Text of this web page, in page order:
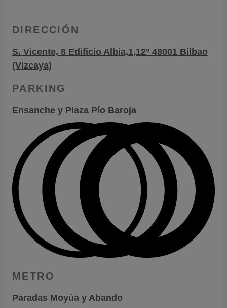
DIRECCIÓN
S. Vicente, 8 Edificio Albia,1,12° 48001 Bilbao
(Vizcaya)
PARKING
Ensanche y Plaza Pío Baroja
METRO
Paradas Moyúa y Abando